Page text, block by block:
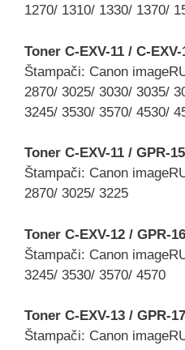
1270/ 1310/ 1330/ 1370/
Toner C-EXV-11 / C-EXV-
Štampači: Canon
2870/ 3025/ 3030/ 3035/
3245/ 3530/ 3570/ 4530/
Toner C-EXV-11 / GPR-15
Štampači: Canon
2870/ 3025/ 3225
Toner C-EXV-12 / GPR-16
Štampači: Canon
3245/ 3530/ 3570/ 4570
Toner C-EXV-13 / GPR-17
Štampači: Canon